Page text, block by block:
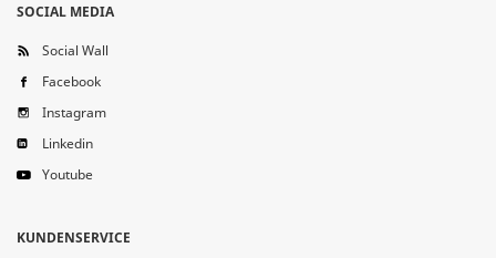
SOCIAL MEDIA
Social Wall
Facebook
Instagram
Linkedin
Youtube
KUNDENSERVICE